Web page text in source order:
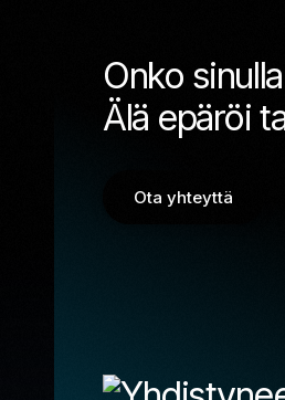
Onko
Älä epäröi
Ota yhteyttä